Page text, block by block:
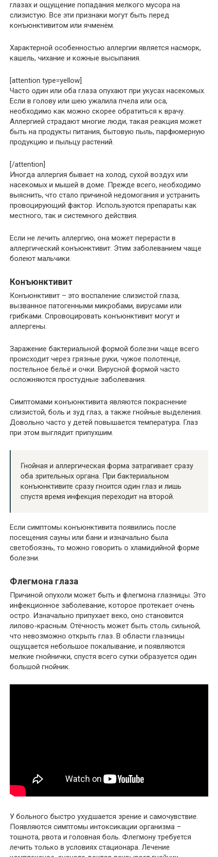
глазах и ощущение попадания мелкого мусора на
слизистую. Все эти признаки могут быть перед
конъюнктивитом или ячменём.
Характерной особенностью аллергии является насморк,
кашель, чихание и кожные высыпания.
[attention type=yellow]
Часто один или оба глаза опухают при укусах насекомых.
Если в голову или шею ужалила пчела или оса,
необходимо как можно скорее обратиться к врачу.
Аллергией страдают многие люди, такая реакция может
быть на продукты питания, бытовую пыль, парфюмерную
продукцию и пыльцу растений.
[/attention]
Иногда аллергия бывает на холод, сухой воздух или
насекомых и мышей в доме. Прежде всего, необходимо
выяснить, что стало причиной недомогания и устранить
провоцирующий фактор. Используются препараты как
местного, так и системного действия.
Если не лечить аллергию, она может перерасти в
аллергический конъюнктивит. Этим заболеванием чаще
болеют мальчики.
Конъюнктивит
Конъюнктивит – это воспаление слизистой глаза,
вызванное патогенными микробами, вирусами или
грибками. Спровоцировать конъюнктивит могут и
аллергены.
Заражение бактериальной формой болезни чаще всего
происходит через грязные руки, чужое полотенце,
постельное бельё и очки. Вирусной формой часто
осложняются простудные заболевания.
Симптомами конъюнктивита являются покраснение
слизистой, боль и зуд глаз, а также гнойные выделения.
Довольно часто у детей повышается температура. Глаз
при этом выглядит припухшим.
Гнойная и аллергическая форма затрагивает сразу
оба зрительных органа. При бактериальном
конъюнктивите сразу гноится один глаз и лишь
спустя время инфекция переходит на второй.
Если симптомы конъюнктивита появились после
посещения сауны или бани и изначально была
светобоязнь, то можно говорить о хламидийной форме
болезни.
Флегмона глаза
Причиной опухоли может быть и флегмона глазницы. Это
инфекционное заболевание, которое протекает очень
остро. Изначально припухает веко, оно становится
лилово-красным. Отёчность может быть столь сильной,
что невозможно открыть глаз. В области глазницы
ощущается небольшое покалывание, и появляются
мелкие гнойнички, спустя всего сутки образуется один
большой гнойник.
У больного быстро ухудшается зрение и самочувствие.
Появляются симптомы интоксикации организма –
тошнота, рвота и головная боль. Флегмону требуется
лечить только в условиях стационара. Лечение